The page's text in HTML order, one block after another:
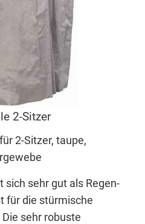
2-Sitzer
2-Sitzer, taupe,
sich sehr gut als Regen-
für die stürmische
sehr robuste